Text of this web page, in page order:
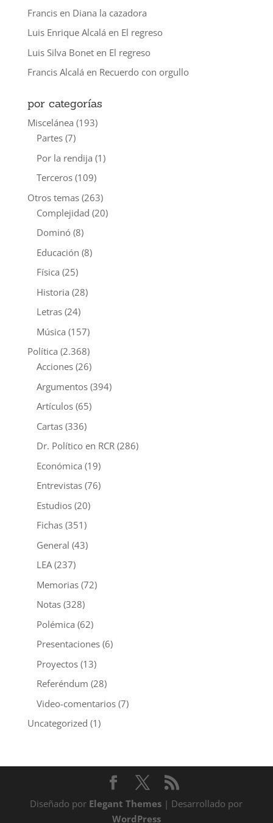
Francisen Diana la cazadora
Luis Enrique Alcalá en El regreso
Luis Silva Boneten El regreso
Francis Alcalá en Recuerdo con orgullo
por categorías
Miscelánea (193)
Partes(7)
Por la rendija (1)
Terceros(109)
Otros temas(263)
Complejidad (20)
Dominó(8)
Educación (8)
Física (25)
Historia (28)
Letras(24)
Música (157)
Política (2.368)
Acciones(26)
Argumentos(394)
Artículos(65)
Cartas(336)
Dr. Político en RCR(286)
Económica (19)
Entrevistas(76)
Estudios(20)
Fichas(351)
General (43)
LEA(237)
Memorias(72)
Notas(328)
Polémica (62)
Presentaciones(6)
Proyectos(13)
Referéndum (28)
Video-comentarios(7)
Uncategorized (1)
Diseñado por Elegant Themes | Desarrollado por
WordPress